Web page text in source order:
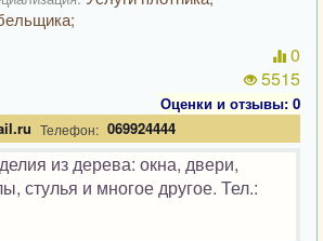
0
5515
Оценки и отзывы: 0
Телефон: 069924444
из дерева: окна, двери,
стулья и многое другое. Тел.: